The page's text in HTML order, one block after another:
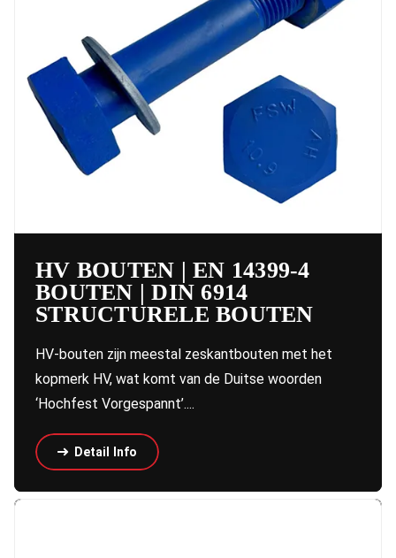
HV BOUTEN | EN 14399-4
BOUTEN | DIN 6914
STRUCTURELE BOUTEN
HV-bouten zijn meestal zeskantbouten met het
kopmerk HV, wat komt van de Duitse woorden
‘Hochfest Vorgespannt’....
Detail Info